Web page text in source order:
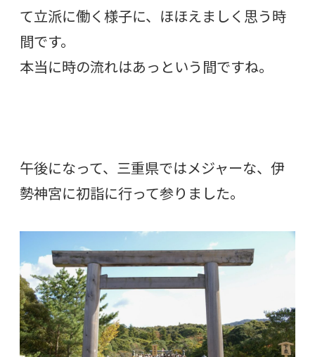
て立派に働く様子に、ほほえましく思う時
間です。
本当に時の流れはあっという間ですね。
午後になって、三重県ではメジャーな、伊
勢神宮に初詣に行って参りました。